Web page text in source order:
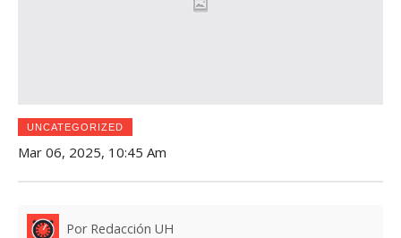
UNCATEGORIZED
Mar 06, 2025, 10:45 Am
Por Redacción UH